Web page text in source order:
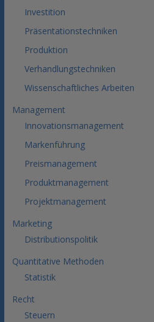
Investition
Präsentationstechniken
Produktion
Verhandlungstechniken
Wissenschaftliches Arbeiten
Management
Innovationsmanagement
Markenführung
Preismanagement
Produktmanagement
Projektmanagement
Marketing
Distributionspolitik
Quantitative Methoden
Statistik
Recht
Steuern